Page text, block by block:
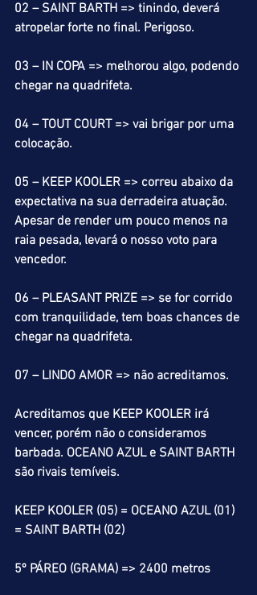
02 – SAINT BARTH => tinindo, deverá
atropelar forte no final. Perigoso.
03 – IN COPA => melhorou algo, podendo
chegar na quadrifeta.
04 – TOUT COURT => vai brigar por uma
colocação.
05 – KEEP KOOLER => correu abaixo da
expectativa na sua derradeira atuação.
Apesar de render um pouco menos na
raia pesada, levará o nosso voto para
vencedor.
06 – PLEASANT PRIZE => se for corrido
com tranquilidade, tem boas chances de
chegar na quadrifeta.
07 – LINDO AMOR => não acreditamos.
Acreditamos que KEEP KOOLER irá
vencer, porém não o consideramos
barbada. OCEANO AZUL e SAINT BARTH
são rivais temíveis.
KEEP KOOLER (05) = OCEANO AZUL (01)
= SAINT BARTH (02)
5º PÁREO (GRAMA) => 2400 metros